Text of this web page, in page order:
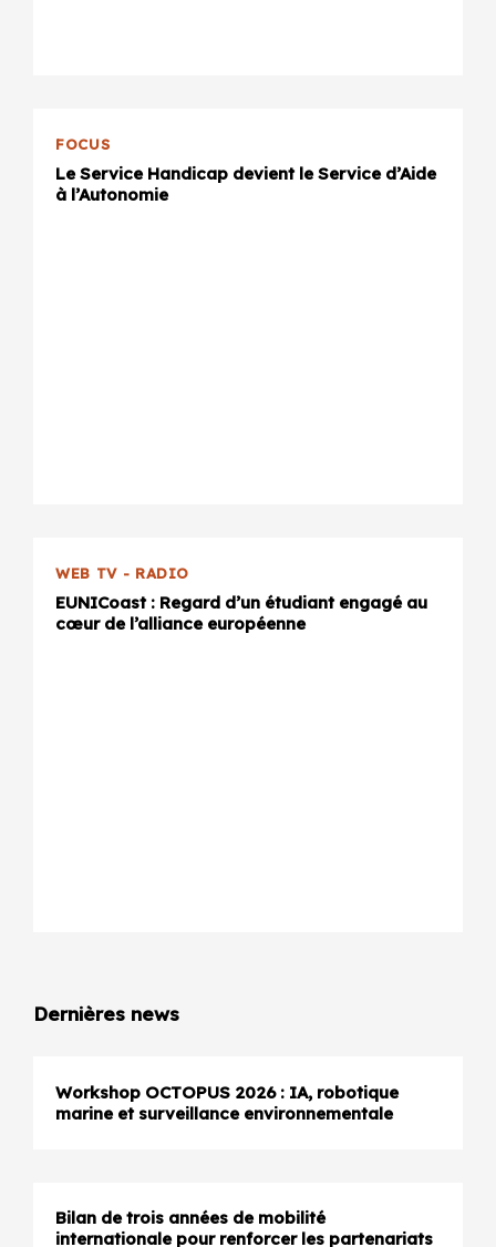
FOCUS
Le Service Handicap devient le Service d’Aide
à l’Autonomie
WEB TV - RADIO
EUNICoast : Regard d’un étudiant engagé au
cœur de l’alliance européenne
Dernières news
Workshop OCTOPUS 2026 : IA, robotique
marine et surveillance environnementale
Bilan de trois années de mobilité
internationale pour renforcer les partenariats